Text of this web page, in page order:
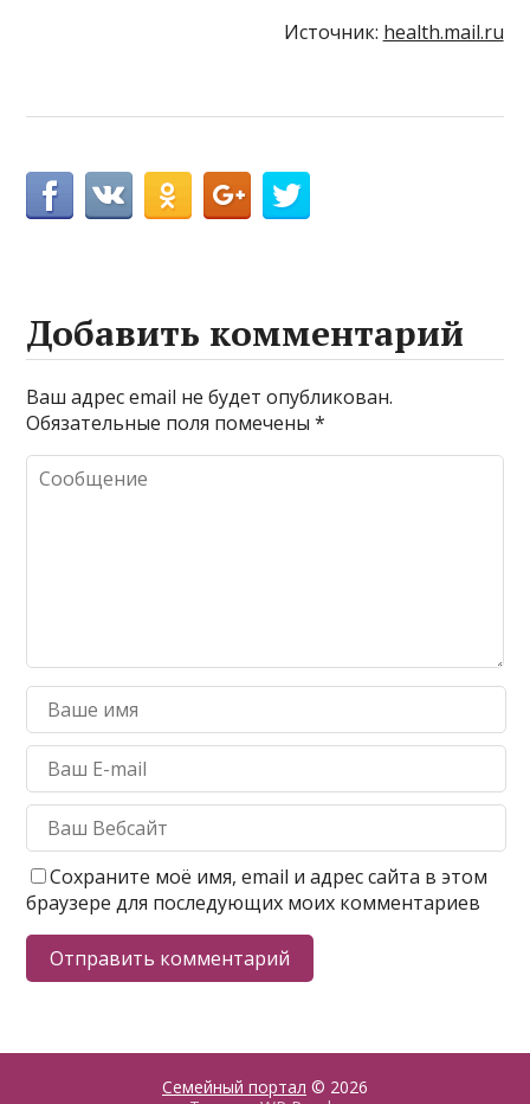
Источник: health.mail.ru
Добавить комментарий
Ваш адрес email не будет опубликован.
Обязательные поля помечены*
Сохраните моё имя, email и адрес сайта в этом
браузере для последующих моих комментариев
Семейный портал © 2026